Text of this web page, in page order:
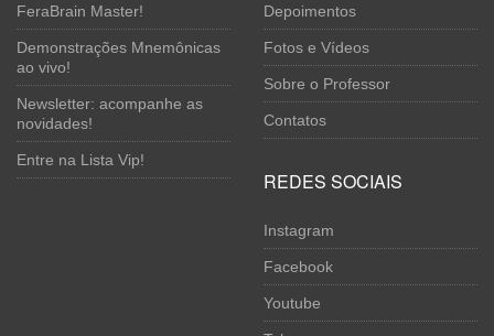
FeraBrain Master!
Demonstrações Mnemônicas
ao vivo!
Newsletter: acompanhe as
novidades!
Entre na Lista Vip!
Depoimentos
Fotos e Vídeos
Sobre o Professor
Contatos
REDES SOCIAIS
Instagram
Facebook
Youtube